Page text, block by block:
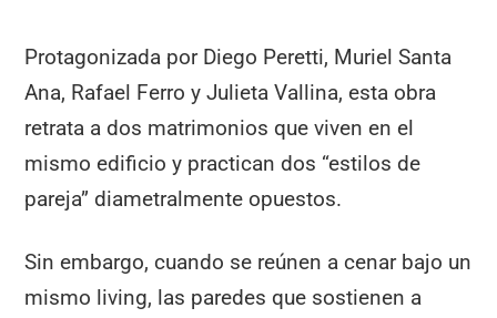
Protagonizada por Diego Peretti, Muriel Santa
Ana, Rafael Ferro y Julieta Vallina, esta obra
retrata a dos matrimonios que viven en el
mismo edificio y practican dos “estilos de
pareja” diametralmente opuestos.
Sin embargo, cuando se reúnen a cenar bajo un
mismo living, las paredes que sostienen a